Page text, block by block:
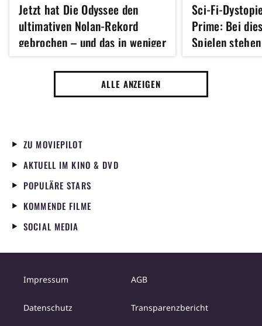
Jetzt hat Die Odyssee den
ultimativen Nolan-Rekord
gebrochen – und das in weniger
als vier Wochen
Sci-Fi-
Prime: Bei
Spielen
dem Spiel
ALLE ANZEIGEN
ZU MOVIEPILOT
AKTUELL IM KINO & DVD
POPULÄRE STARS
KOMMENDE FILME
SOCIAL MEDIA
Impressum AGB
Datenschutz Transparenzbericht